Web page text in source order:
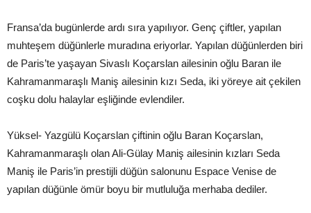
Fransa’da bugünlerde ardı sıra yapılıyor. Genç çiftler, yapılan
muhteşem düğünlerle muradına eriyorlar. Yapılan düğünlerden biri
de Paris’te yaşayan Sivaslı Koçarslan ailesinin oğlu Baran ile
Kahramanmaraşlı Maniş ailesinin kızı Seda, iki yöreye ait çekilen
coşku dolu halaylar eşliğinde evlendiler.
Yüksel- Yazgülü Koçarslan çiftinin oğlu Baran Koçarslan,
Kahramanmaraşlı olan Ali-Gülay Maniş ailesinin kızları Seda
Maniş ile Paris’in prestijli düğün salonunu Espace Venise de
yapılan düğünle ömür boyu bir mutluluğa merhaba dediler.